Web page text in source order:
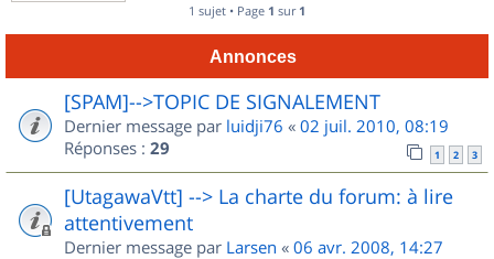
1 sujet • Page 1 sur 1
Annonces
[SPAM]-->TOPIC DE SIGNALEMENT
Dernier message par luidji76 « 02 juil. 2010, 08:19
Réponses : 29 1 2 3
[UtagawaVtt] --> La charte du forum: à lire
attentivement
Dernier message par Larsen « 06 avr. 2008, 14:27